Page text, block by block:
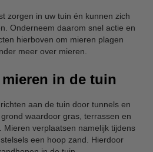
zorgen in uw tuin én kunnen zich
Onderneem daarom snel actie en
hierboven om mieren plagen
meer over mieren.
in de tuin
aan de tuin door tunnels en
waardoor gras, terrassen en
Mieren verplaatsen namelijk tijdens
een hoop zand. Hierdoor